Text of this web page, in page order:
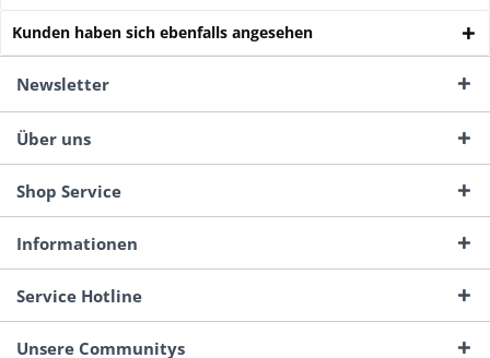
Kunden haben sich ebenfalls angesehen
Newsletter
Über uns
Shop Service
Informationen
Service Hotline
Unsere Communitys